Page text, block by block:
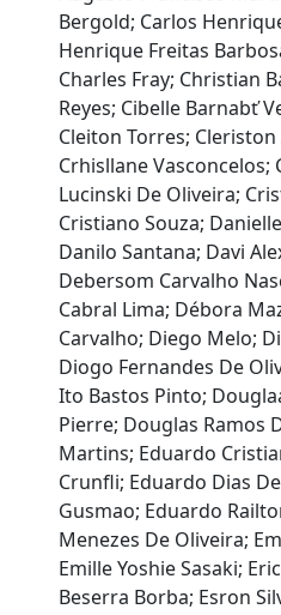
Bergold; Carlos
Henrique Freitas
Charles Fray; Christian
Reyes; Cibelle Barnabť
Cleiton Torres;
Crhisllane
Lucinski De Oliveira;
Cristiano Souza;
Danilo Santana; Davi
Debersom Carvalho
Cabral Lima; Débora
Carvalho; Diego Melo;
Diogo Fernandes De
Ito Bastos Pinto;
Pierre; Douglas Ramos
Martins; Eduardo
Crunfli; Eduardo Dias
Gusmao; Eduardo
Menezes De Oliveira;
Emille Yoshie Sasaki;
Beserra Borba; Esron